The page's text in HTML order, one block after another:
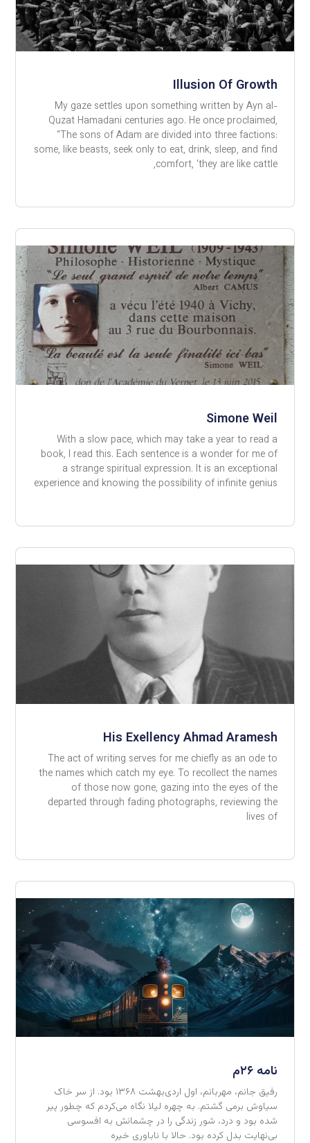
Illusion Of Growth
My gaze settles upon something written by Ayn al-
Quzat Hamadani centuries ago. He once proclaimed,
“The sons of Adam are divided into three factions:
some, like beasts, seek only to eat, drink, sleep, and find
comfort, ‘they are like cattle,
Simone Weil
With a slow pace, which may take a year to read a
book, I read this. Each sentence is a wonder for me of
a strange spiritual expression. It is an exceptional
experience and knowing the possibility of infinite genius
His Exellency Ahmad Aramesh
The act of writing serves for me chiefly as an ode to
the names which catch my eye. To recollect the names
of those now gone, gazing into the eyes of the
departed through fading photographs, reviewing the
lives of
نامه ۲۶م
رفیق جانم، مهربانم، اول اردی‌بهشت ۱۳۶۸ بود. از سر خاک
سیاوش برمی گشتم. به چهره لیلا نگاه می‌کردم که چطور پیر
شده بود و درد، شور زندگی را در چشمانش به افسوسی
بی‌نهایت بدل کرده بود. حالا با ناباوری خیره